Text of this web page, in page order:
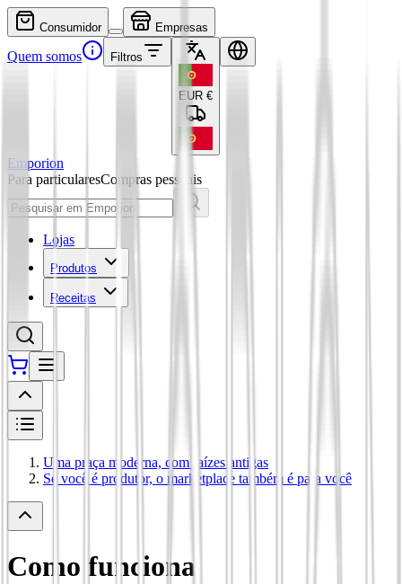
Consumidor Empresas
Quem somos Filtros
EUR €
Emporion
Para particularesCompras pessoais
Lojas
Produtos
Receitas
Uma praça moderna, com raízes antigas
Se você é produtor, o marketplace também é para você
Como funciona